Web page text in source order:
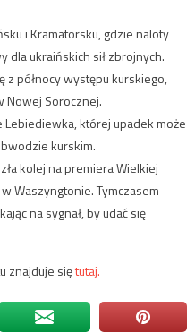
i Kramatorsku, gdzie naloty
dla ukraińskich sił zbrojnych.
z północy występu kurskiego,
Nowej Sorocznej.
której upadek może
kurskim.
kolej na premiera Wielkiej
Waszyngtonie. Tymczasem
na sygnał, by udać się
znajduje siętutaj.